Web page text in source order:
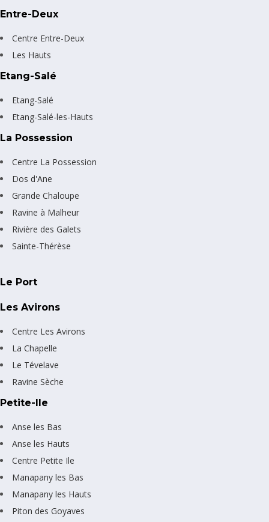
Entre-Deux
Centre Entre-Deux
Les Hauts
Etang-Salé
Etang-Salé
Etang-Salé-les-Hauts
La Possession
Centre La Possession
Dos d'Ane
Grande Chaloupe
Ravine à Malheur
Rivière des Galets
Sainte-Thérèse
Le Port
Les Avirons
Centre Les Avirons
La Chapelle
Le Tévelave
Ravine Sèche
Petite-Ile
Anse les Bas
Anse les Hauts
Centre Petite Ile
Manapany les Bas
Manapany les Hauts
Piton des Goyaves